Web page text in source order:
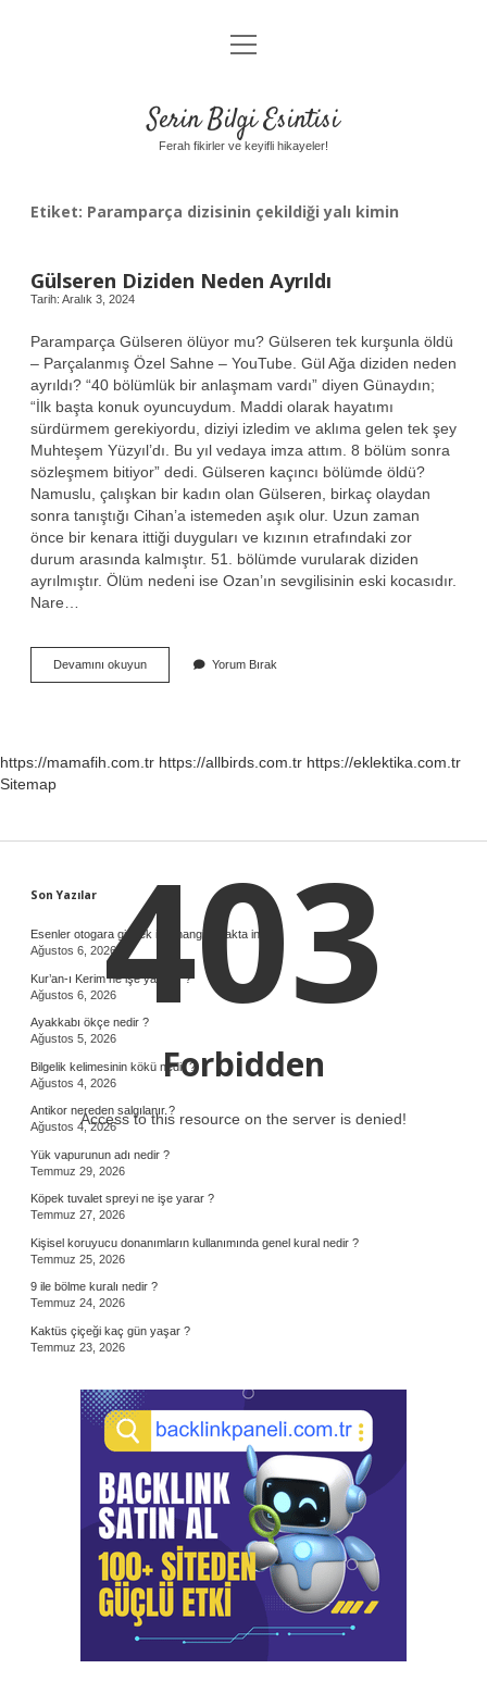
Anasayfa
Yasal Uyarı
menüyü
aç
Serin Bilgi Esintisi
Ferah fikirler ve keyifli hikayeler!
Etiket: Paramparça dizisinin çekildiği yalı kimin
Gülseren Diziden Neden Ayrıldı
Tarih: Aralık 3, 2024
Paramparça Gülseren ölüyor mu? Gülseren tek kurşunla öldü
– Parçalanmış Özel Sahne – YouTube. Gül Ağa diziden neden
ayrıldı? “40 bölümlük bir anlaşmam vardı” diyen Günaydın;
“İlk başta konuk oyuncuydum. Maddi olarak hayatımı
sürdürmem gerekiyordu, diziyi izledim ve aklıma gelen tek şey
Muhteşem Yüzyıl’dı. Bu yıl vedaya imza attım. 8 bölüm sonra
sözleşmem bitiyor” dedi. Gülseren kaçıncı bölümde öldü?
Namuslu, çalışkan bir kadın olan Gülseren, birkaç olaydan
sonra tanıştığı Cihan’a istemeden aşık olur. Uzun zaman
önce bir kenara ittiği duyguları ve kızının etrafındaki zor
durum arasında kalmıştır. 51. bölümde vurularak diziden
ayrılmıştır. Ölüm nedeni ise Ozan’ın sevgilisinin eski kocasıdır.
Nare…
Devamını okuyunGülseren
Diziden
Yorum Bırak
https://mamafih.com.tr https://allbirds.com.tr https://eklektika.com.tr
Sitemap
Sidebar
Son Yazılar
Esenler otogara gitmek için hangi durakta inilir ?
Ağustos 6, 2026
Kur’an-ı Kerim ne işe yarıyor ?
Ağustos 6, 2026
Ayakkabı ökçe nedir ?
Ağustos 5, 2026
Bilgelik kelimesinin kökü nedir ?
Ağustos 4, 2026
Antikor nereden salgılanır ?
Ağustos 4, 2026
Yük vapurunun adı nedir ?
Temmuz 29, 2026
Köpek tuvalet spreyi ne işe yarar ?
Temmuz 27, 2026
Kişisel koruyucu donanımların kullanımında genel kural nedir ?
Temmuz 25, 2026
9 ile bölme kuralı nedir ?
Temmuz 24, 2026
Kaktüs çiçeği kaç gün yaşar ?
Temmuz 23, 2026
403
Forbidden
Access to this resource on the server is denied!